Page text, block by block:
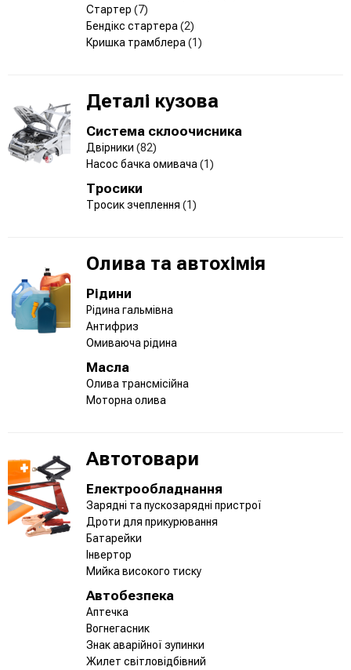
Стартер (7)
Бендікс стартера (2)
Кришка трамблера (1)
Деталі кузова
Система склоочисника
Двірники (82)
Насос бачка омивача (1)
Тросики
Тросик зчеплення (1)
Олива та автохімія
Рідини
Рідина гальмівна
Антифриз
Омиваюча рідина
Масла
Олива трансмісійна
Моторна олива
Автотовари
Електрообладнання
Зарядні та пускозарядні пристрої
Дроти для прикурювання
Батарейки
Інвертор
Мийка високого тиску
Автобезпека
Аптечка
Вогнегасник
Знак аварійної зупинки
Жилет світловідбівний